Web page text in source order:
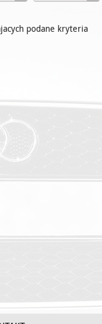
podane kryteria